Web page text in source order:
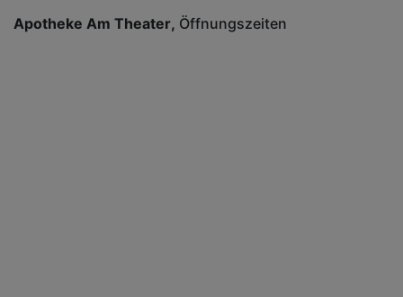
Apotheke Am Theater Öffnungszeiten